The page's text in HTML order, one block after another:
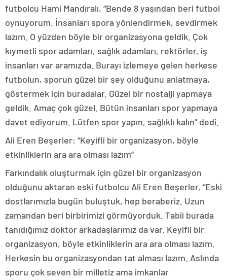
futbolcu Hami Mandıralı, “Bende 8 yaşından beri futbol
oynuyorum. İnsanları spora yönlendirmek, sevdirmek
lazım. O yüzden böyle bir organizasyona geldik. Çok
kıymetli spor adamları, sağlık adamları, rektörler, iş
insanları var aramızda. Burayı izlemeye gelen herkese
futbolun, sporun güzel bir şey olduğunu anlatmaya,
göstermek için buradalar. Güzel bir nostalji yapmaya
geldik. Amaç çok güzel. Bütün insanları spor yapmaya
davet ediyorum. Lütfen spor yapın, sağlıklı kalın” dedi.
Ali Eren Beşerler: “Keyifli bir organizasyon, böyle
etkinliklerin ara ara olması lazım”
Farkındalık oluşturmak için güzel bir organizasyon
olduğunu aktaran eski futbolcu Ali Eren Beşerler, “Eski
dostlarımızla bugün buluştuk, hep beraberiz. Uzun
zamandan beri birbirimizi görmüyorduk. Tabii burada
tanıdığımız doktor arkadaşlarımız da var. Keyifli bir
organizasyon, böyle etkinliklerin ara ara olması lazım.
Herkesin bu organizasyondan tat alması lazım. Aslında
sporu çok seven bir milletiz ama imkanlar